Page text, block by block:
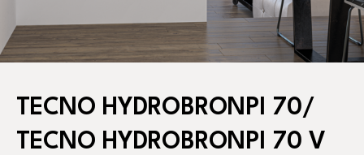
TECNO HYDROBRONPI 70/
TECNO HYDROBRONPI 70 V